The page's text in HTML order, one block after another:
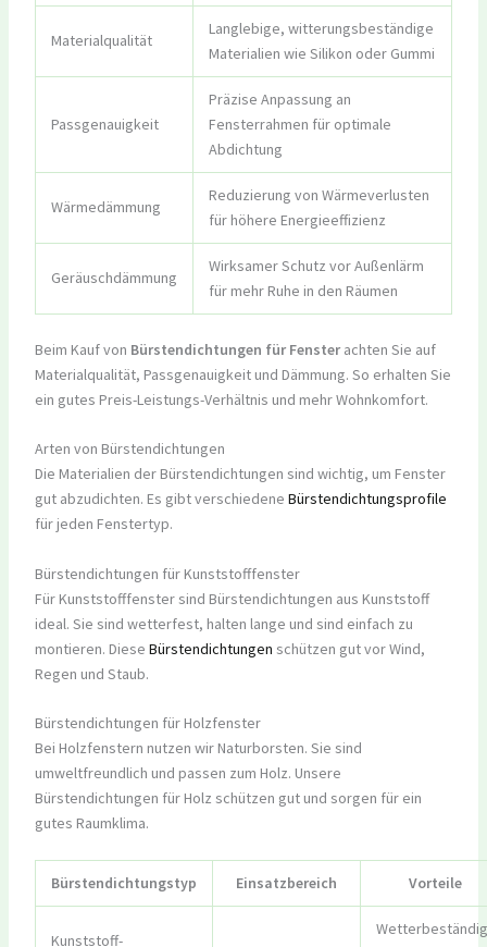
Materialqualität
Langlebige, witterungsbeständige
Materialien wie Silikon oder Gummi
Passgenauigkeit
Präzise Anpassung an
Fensterrahmen für optimale
Abdichtung
Wärmedämmung
Reduzierung von Wärmeverlusten
für höhere Energieeffizienz
Geräuschdämmung
Wirksamer Schutz vor Außenlärm
für mehr Ruhe in den Räumen
Beim Kauf von Bürstendichtungen für Fensterachten Sie auf
Materialqualität, Passgenauigkeit und Dämmung. So erhalten Sie
ein gutes Preis-Leistungs-Verhältnis und mehr Wohnkomfort.
Arten von Bürstendichtungen
Die Materialien der Bürstendichtungen sind wichtig, um Fenster
gut abzudichten. Es gibt verschiedene Bürstendichtungsprofile
für jeden Fenstertyp.
Bürstendichtungen für Kunststofffenster
Für Kunststofffenster sind Bürstendichtungen aus Kunststoff
ideal. Sie sind wetterfest, halten lange und sind einfach zu
montieren. Diese Bürstendichtungen schützen gut vor Wind,
Regen und Staub.
Bürstendichtungen für Holzfenster
Bei Holzfenstern nutzen wir Naturborsten. Sie sind
umweltfreundlich und passen zum Holz. Unsere
Bürstendichtungen für Holz schützen gut und sorgen für ein
gutes Raumklima.
Bürstendichtungstyp Einsatzbereich Vorteile
Kunststoff-